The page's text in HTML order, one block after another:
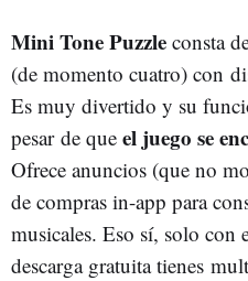
Mini Tone Puzzle consta
(de momento cuatro) con
Es muy divertido y su
pesar de que el juego se
Ofrece anuncios (que no
de compras in-app para
musicales. Eso sí, solo
descarga gratuita tienes